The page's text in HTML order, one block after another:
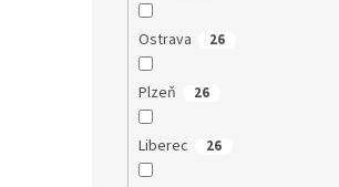
Ostrava 26
Plzeň 26
Liberec 26